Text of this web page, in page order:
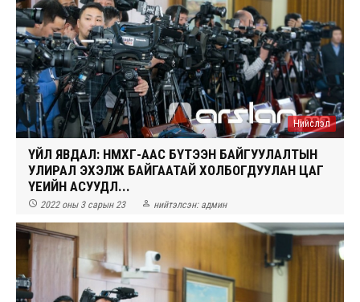
Нийслэл
ҮЙЛ ЯВДАЛ: НМХГ-ААС БҮТЭЭН БАЙГУУЛАЛТЫН
УЛИРАЛ ЭХЭЛЖ БАЙГААТАЙ ХОЛБОГДУУЛАН ЦАГ
ҮЕИЙН АСУУДЛ...
 2022 оны 3 сарын 23  нийтэлсэн: админ